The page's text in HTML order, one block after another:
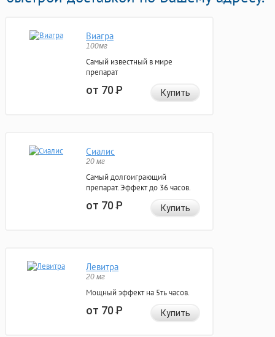
Виагра
100мг
Самый известный в мире
препарат
от 70Р Купить
Сиалис
20 мг
Самый долгоиграющий
препарат. Эффект до 36 часов.
от 70Р Купить
Левитра
20 мг
Мощный эффект на 5ть часов.
от 70Р Купить